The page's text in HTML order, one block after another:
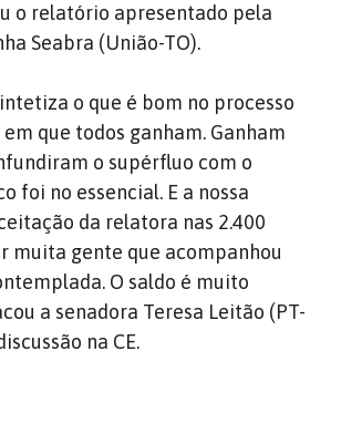
o relatório apresentado pela
Seabra (União-TO).
o que é bom no processo
que todos ganham. Ganham
o supérfluo com o
foi no essencial. E a nossa
da relatora nas 2.400
muita gente que acompanhou
O saldo é muito
a senadora Teresa Leitão (PT-
na CE.